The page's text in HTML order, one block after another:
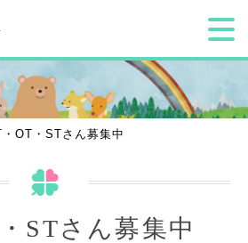
OT・STさん募集中
STさん募集中